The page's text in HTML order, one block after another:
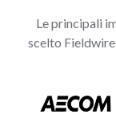
Le principali
scelto